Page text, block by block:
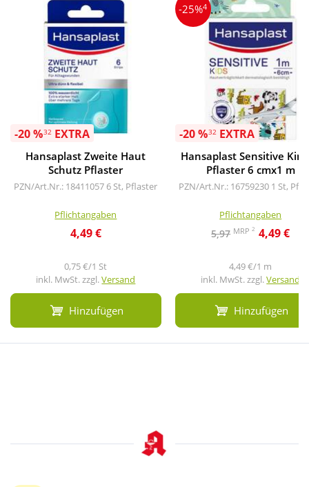
-20 %32EXTRA
Hansaplast Zweite Haut
Schutz Pflaster
PZN/Art.Nr.: 18411057 6 St, Pflaster
Pflichtangaben
4,49 €
0,75 €/1 St
inkl. MwSt. zzgl.Versand
Hinzufügen
-25%4
-20 %32EXTRA
Hansaplast Sensitive
Pflaster 6 cmx1 m
PZN/Art.Nr.: 16759230 1 St,
Pflichtangaben
5,97 MRP2 4,49 €
4,49 €/1 m
inkl. MwSt. zzgl.Versand
Hinzufügen